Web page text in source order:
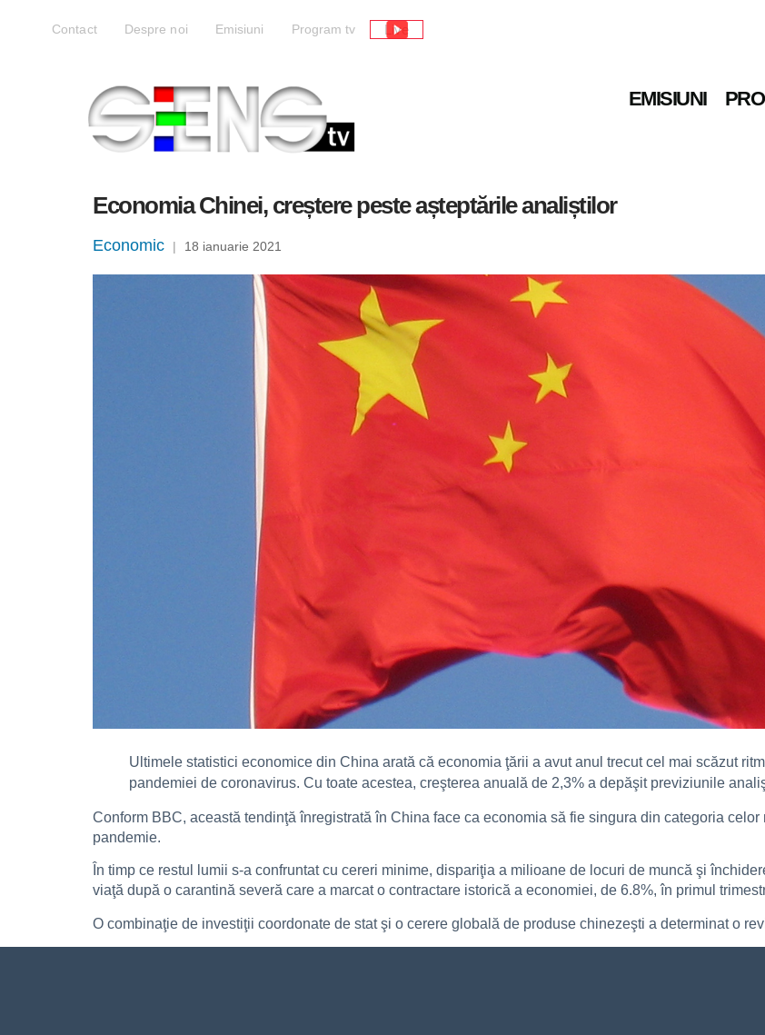
Contact Despre noi Emisiuni Program tv Live
EMISIUNI
Economia Chinei, creștere peste așteptările analiștilor
Economic | 18 ianuarie 2021
Ultimele statistici economice din China arată că economia ţării a avut anul trecut cel mai scăzut
pandemiei de coronavirus. Cu toate acestea, creşterea anuală de 2,3% a depăşit previziunile
Conform BBC, această tendinţă înregistrată în China face ca economia să fie singura din categoria
pandemie.
În timp ce restul lumii s-a confruntat cu cereri minime, dispariţia a milioane de locuri de muncă şi
viaţă după o carantină severă care a marcat o contractare istorică a economiei, de 6.8%, în primul
O combinaţie de investiţii coordonate de stat şi o cerere globală de produse chinezeşti a determinat o